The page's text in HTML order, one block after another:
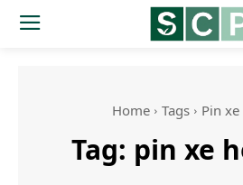
Home Tags Pin
Tag: pin xe